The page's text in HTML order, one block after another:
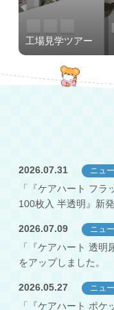
工場見学ツアー
2026.07.31 ニュ
「『ケアハート フ
100枚入 半透明』新
2026.07.09 ニュ
「『ケアハート 透明
をアップしました。
2026.05.27 ニュ
「『ケアハート ポケ